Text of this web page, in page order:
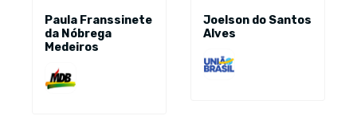
Paula Franssinete
da Nóbrega
Medeiros
Joelson do Santos
Alves